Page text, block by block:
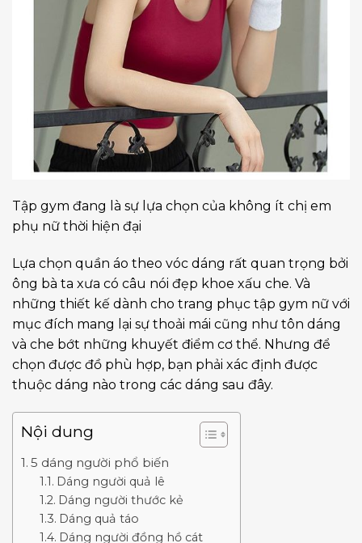
Tập gym đang là sự lựa chọn của không ít chị em
phụ nữ thời hiện đại
Lựa chọn quần áo theo vóc dáng rất quan trọng bởi
ông bà ta xưa có câu nói đẹp khoe xấu che. Và
những thiết kế dành cho trang phục tập gym nữ với
mục đích mang lại sự thoải mái cũng như tôn dáng
và che bớt những khuyết điểm cơ thể. Nhưng để
chọn được đồ phù hợp, bạn phải xác định được
thuộc dáng nào trong các dáng sau đây.
Nội dung
5 dáng người phổ biến
Dáng người quả lê
Dáng người thước kẻ
Dáng quả táo
Dáng người đồng hồ cát